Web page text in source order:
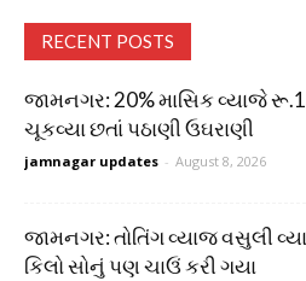
RECENT POSTS
જામનગર: 20% માસિક વ્યાજે
ચૂકવ્યા છતાં પઠાણી ઉઘરાણી
jamnagar updates - August 8, 2026
જામનગર: તોતિંગ વ્યાજ વસુલી
કિલો સોનું પણ ચાઉં કરી ગયા